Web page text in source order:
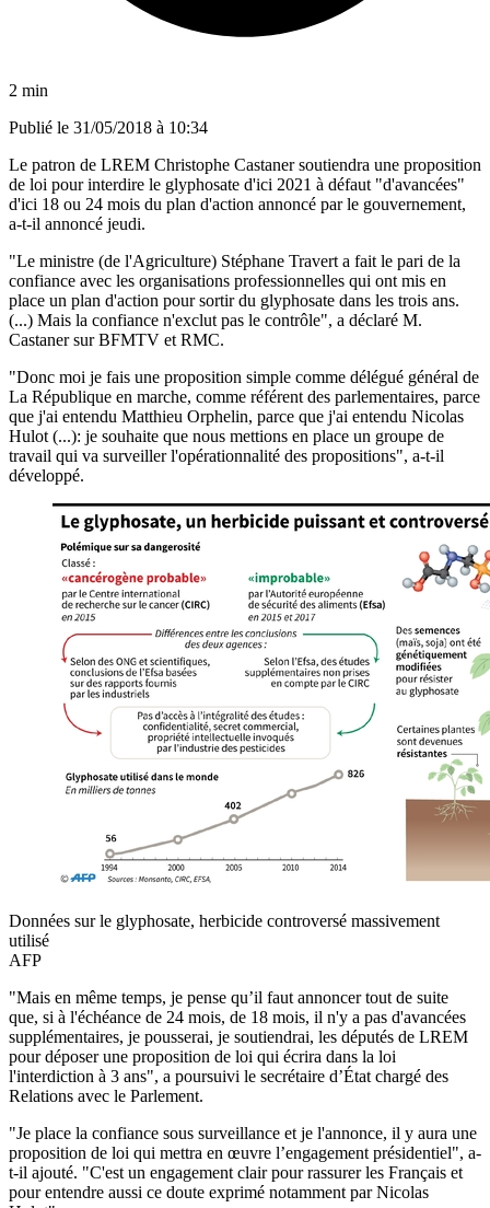
2 min
Publié le 31/05/2018 à 10:34
Le patron de LREM Christophe Castaner soutiendra une proposition
de loi pour interdire le glyphosate d'ici 2021 à défaut "d'avancées"
d'ici 18 ou 24 mois du plan d'action annoncé par le gouvernement,
a-t-il annoncé jeudi.
"Le ministre (de l'Agriculture) Stéphane Travert a fait le pari de la
confiance avec les organisations professionnelles qui ont mis en
place un plan d'action pour sortir du glyphosate dans les trois ans.
(...) Mais la confiance n'exclut pas le contrôle", a déclaré M.
Castaner sur BFMTV et RMC.
"Donc moi je fais une proposition simple comme délégué général de
La République en marche, comme référent des parlementaires, parce
que j'ai entendu Matthieu Orphelin, parce que j'ai entendu Nicolas
Hulot (...): je souhaite que nous mettions en place un groupe de
travail qui va surveiller l'opérationnalité des propositions", a-t-il
développé.
Données sur le glyphosate, herbicide controversé massivement
utilisé
AFP
"Mais en même temps, je pense qu’il faut annoncer tout de suite
que, si à l'échéance de 24 mois, de 18 mois, il n'y a pas d'avancées
supplémentaires, je pousserai, je soutiendrai, les députés de LREM
pour déposer une proposition de loi qui écrira dans la loi
l'interdiction à 3 ans", a poursuivi le secrétaire d’État chargé des
Relations avec le Parlement.
"Je place la confiance sous surveillance et je l'annonce, il y aura une
proposition de loi qui mettra en œuvre l’engagement présidentiel", a-
t-il ajouté. "C'est un engagement clair pour rassurer les Français et
pour entendre aussi ce doute exprimé notamment par Nicolas